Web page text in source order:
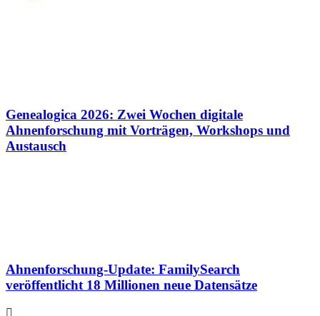
Genealogica 2026: Zwei Wochen digitale
Ahnenforschung mit Vorträgen, Workshops und
Austausch
Ahnenforschung-Update: FamilySearch
veröffentlicht 18 Millionen neue Datensätze